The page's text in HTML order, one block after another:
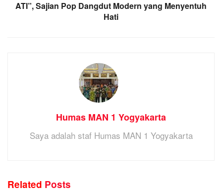
ATI”, Sajian Pop Dangdut Modern yang Menyentuh
Hati
Humas MAN 1 Yogyakarta
Saya adalah staf Humas MAN 1 Yogyakarta
Related Posts